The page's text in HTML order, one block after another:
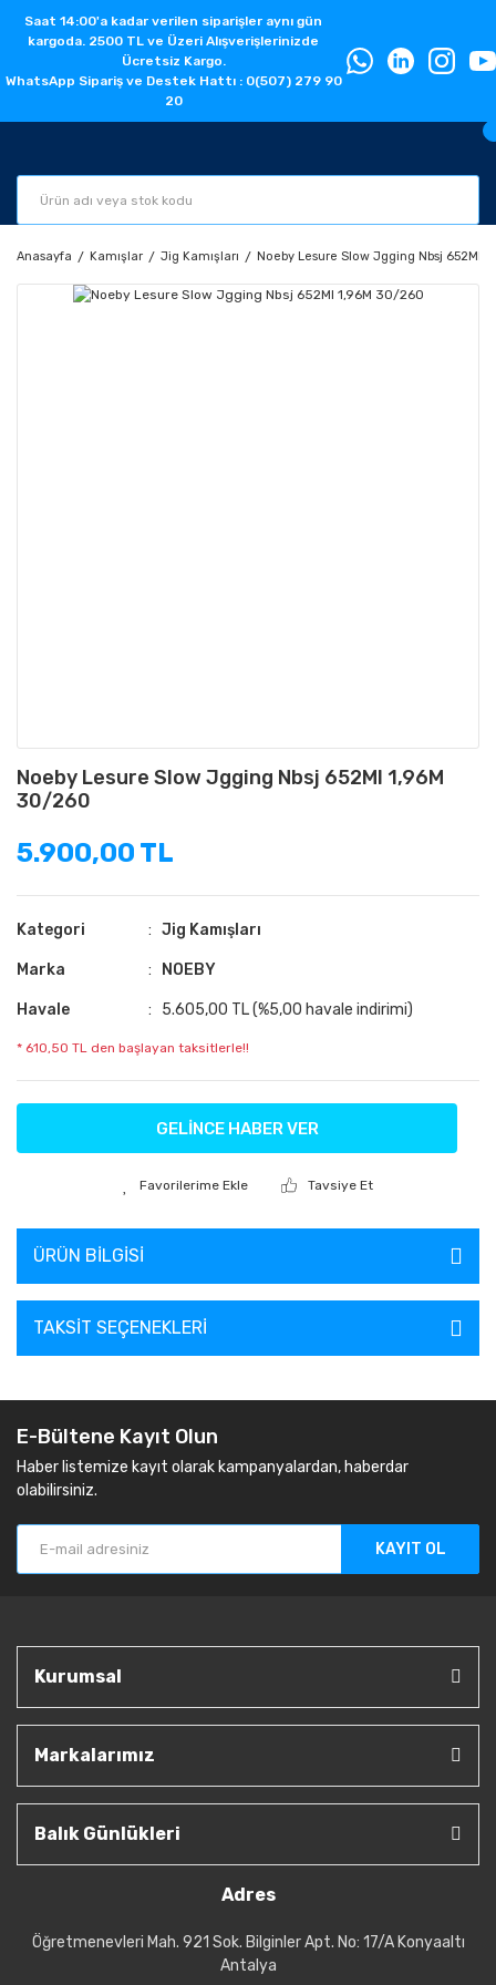
Saat 14:00'a kadar verilen siparişler aynı gün
kargoda. 2500 TL ve Üzeri Alışverişlerinizde
Ücretsiz Kargo.
WhatsApp Sipariş ve Destek Hattı : 0(507) 279 90
20
Anasayfa Kamışlar Jig Kamışları Noeby Lesure Slow Jgging Nbsj 652Ml
Noeby Lesure Slow Jgging Nbsj 652Ml 1,96M
30/260
5.900,00 TL
Kategori Jig Kamışları
Marka NOEBY
Havale 5.605,00 TL (%5,00 havale indirimi)
* 610,50 TL den başlayan taksitlerle!!
GELİNCE HABER VER
Tavsiye Et
ÜRÜN BILGISI
TAKSIT SEÇENEKLERI
E-Bültene Kayıt Olun
Haber listemize kayıt olarak kampanyalardan, haberdar
olabilirsiniz.
KAYIT OL
Kurumsal
Markalarımız
Balık Günlükleri
Adres
Öğretmenevleri Mah. 921 Sok. Bilginler Apt. No: 17/A Konyaaltı
Antalya